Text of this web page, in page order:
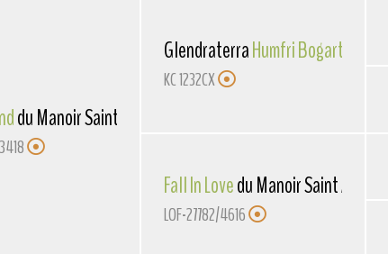
du Manoir Saint Adrien
GlendraterraHumfri Bogart
KC 1232CX
Fall In Lovedu Manoir Saint Adrien
LOF-27782/4616